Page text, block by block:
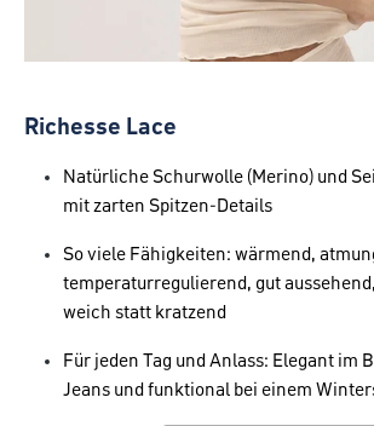
Richesse Lace
Natürliche Schurwolle (Merino) und
mit zarten Spitzen-Details
So viele Fähigkeiten: wärmend,
temperaturregulierend, gut
weich statt kratzend
Für jeden Tag und Anlass: Elegant im
Jeans und funktional bei einem